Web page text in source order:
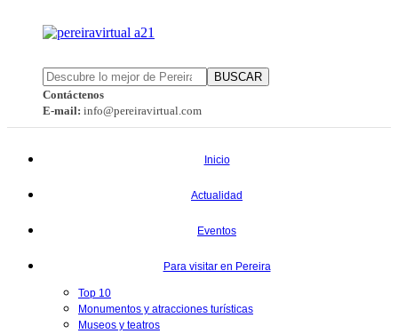
BUSCAR
Contáctenos
E-mail: info@pereiravirtual.com
Inicio
Actualidad
Eventos
Para visitar en Pereira
Top 10
Monumentos y atracciones turísticas
Museos y teatros